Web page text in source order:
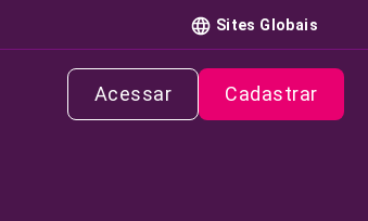
Sites Globais
Acessar Cadastrar